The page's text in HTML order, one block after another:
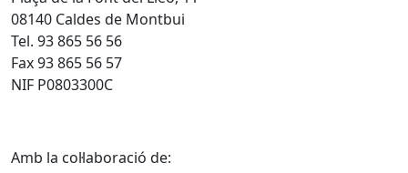
08140 Caldes de Montbui
Tel. 93 865 56 56
Fax 93 865 56 57
NIF P0803300C
Amb la col·laboració de: